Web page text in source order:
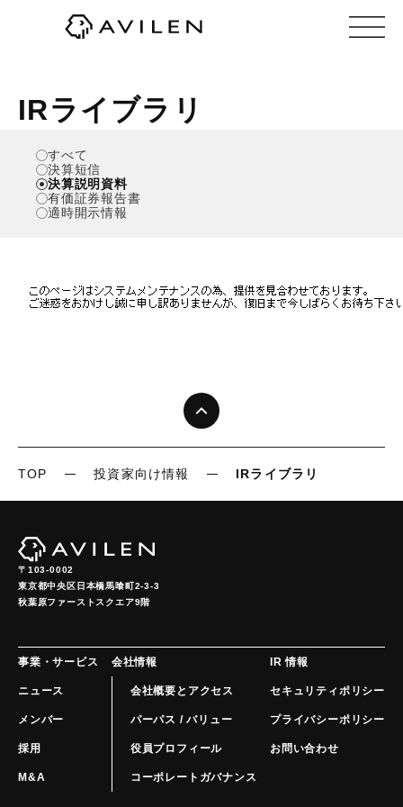
株式会社AVILEN（アヴィレン）
IRライブラリ
すべて
決算短信
決算説明資料
有価証券報告書
適時開示情報
TOP 投資家向け情報 IRライブラリ
〒103-0002
東京都中央区日本橋馬喰町2-3-3
秋葉原ファーストスクエア9階
事業・サービス
ニュース
メンバー
採用
M&A
会社情報
会社概要とアクセス
パーパス / バリュー
役員プロフィール
コーポレートガバナンス
IR 情報
セキュリティポリシー
プライバシーポリシー
お問い合わせ